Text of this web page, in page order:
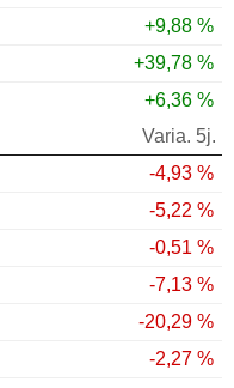
+9,88 %
+39,78 %
+6,36 %
Varia. 5j.
-4,93 %
-5,22 %
-0,51 %
-7,13 %
-20,29 %
-2,27 %